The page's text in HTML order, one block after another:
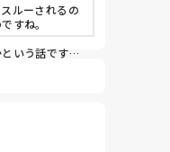
こかに旅行に
のレターケー
ろにだけ入っ
いけないと
ですが…
ルーされるの
すね。
いう話です
ないことだと
人の自由では
「うっかり忘
にのけ者にし